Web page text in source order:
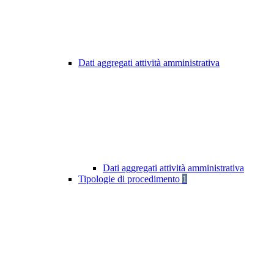
Dati aggregati attività amministrativa
Dati aggregati attività amministrativa
Tipologie di procedimento 1